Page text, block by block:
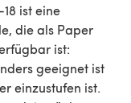
ist eine
die als Paper
ist:
geeignet ist
einzustufen ist.